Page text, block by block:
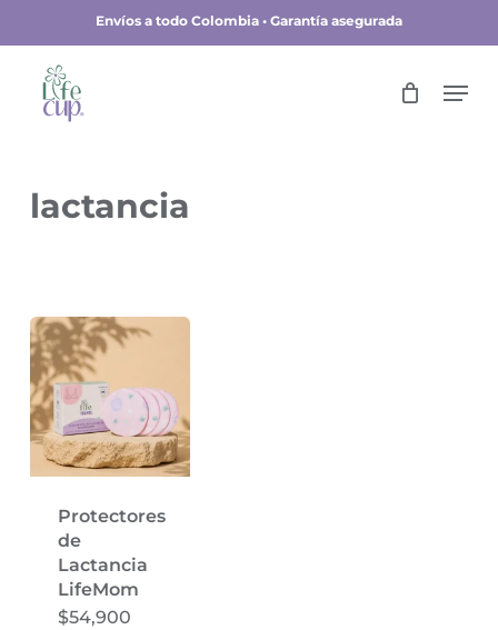
content
Envíos a todo Colombia • Garantía asegurada
lactancia
Protectores
de
Lactancia
LifeMom
$54,900
Menu